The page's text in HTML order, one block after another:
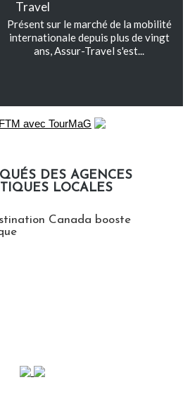
Travel
Présent sur le marché de la mobilité
internationale depuis plus de vingt
ans, Assur-Travel s'est...
DES AGENCES
LOCALES
Canada booste